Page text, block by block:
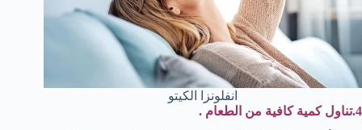
انفلونزا الكيتو
4.تناول كمية كافية من الطعام .